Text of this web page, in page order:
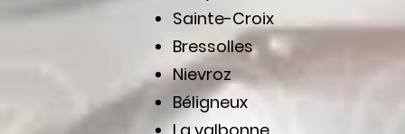
Sainte-Croix
Bressolles
Nievroz
Béligneux